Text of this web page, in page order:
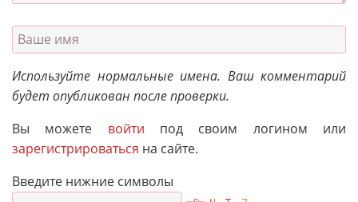
Используйте нормальные имена. Ваш комментарий
будет опубликован после проверки.
Вы можете войти под своим логином или
зарегистрироваться на сайте.
Введите нижние символы